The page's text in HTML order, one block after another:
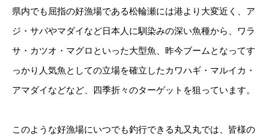
県内でも屈指の好漁場である松輪瀬には港より大変近く、ア
ジ・サバやマダイなど日本人に馴染みの深い魚種から、ワラ
サ・カツオ・マグロといった大型魚、昨今ブームとなってす
っかり人気魚としての立場を確立したカワハギ・マルイカ・
アマダイなどなど、四季折々のターゲットを狙っています。
このような好漁場にいつでも釣行できる丸又丸では、皆様の